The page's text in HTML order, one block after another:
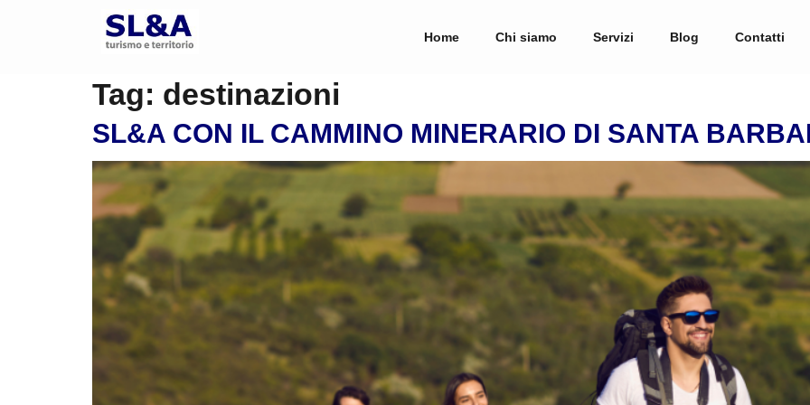
Home Chi siamo Servizi Blog Contatti
Tag: destinazioni
SL&A CON IL CAMMINO MINERARIO DI SANTA